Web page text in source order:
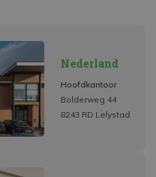
Nederland
Hoofdkantoor
Bolderweg 44
8243 RD Lelystad